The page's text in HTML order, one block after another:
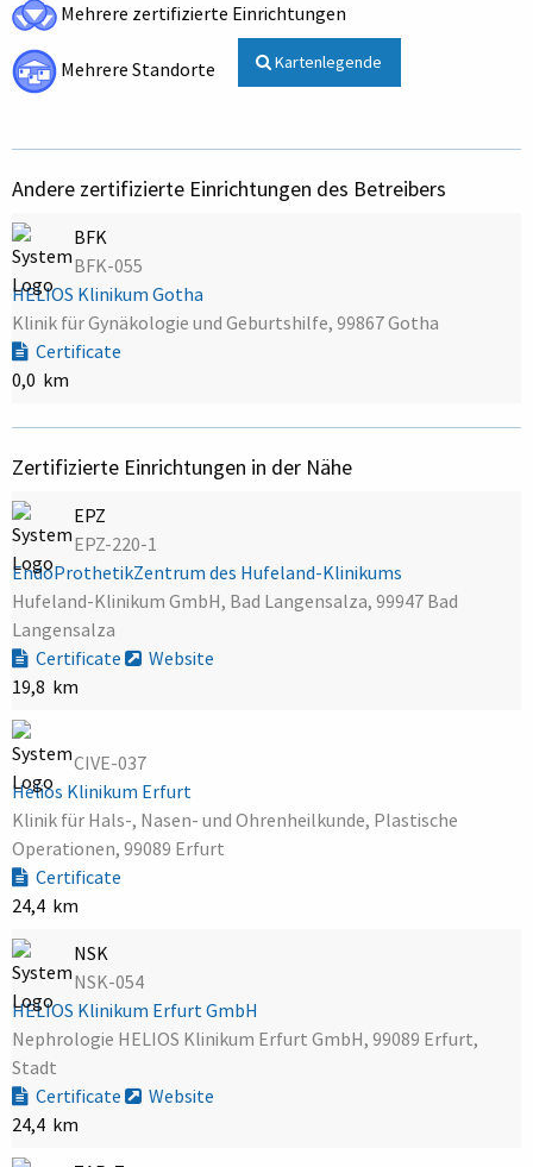
Mehrere zertifizierte Einrichtungen
Mehrere Standorte Kartenlegende
Andere zertifizierte Einrichtungen des Betreibers
BFK
BFK-055
HELIOS Klinikum Gotha
Klinik für Gynäkologie und Geburtshilfe, 99867 Gotha
Certificate
0,0 km
Zertifizierte Einrichtungen in der Nähe
EPZ
EPZ-220-1
EndoProthetikZentrum des Hufeland-Klinikums
Hufeland-Klinikum GmbH, Bad Langensalza, 99947 Bad
Langensalza
Certificate
Website
19,8 km
CIVE-037
Helios Klinikum Erfurt
Klinik für Hals-, Nasen- und Ohrenheilkunde, Plastische
Operationen, 99089 Erfurt
Certificate
24,4 km
NSK
NSK-054
HELIOS Klinikum Erfurt GmbH
Nephrologie HELIOS Klinikum Erfurt GmbH, 99089 Erfurt,
Stadt
Certificate
Website
24,4 km